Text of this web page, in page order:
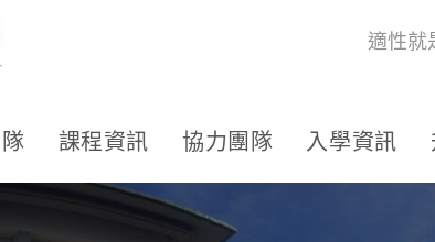
適性就
課程資訊 協力團隊 入學資訊